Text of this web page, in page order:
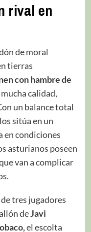
rival en
de moral
tierras
con hambre de
calidad,
un balance total
sitúa en un
en condiciones
asturianos poseen
van a complicar
tres jugadores
deJavi
el escolta